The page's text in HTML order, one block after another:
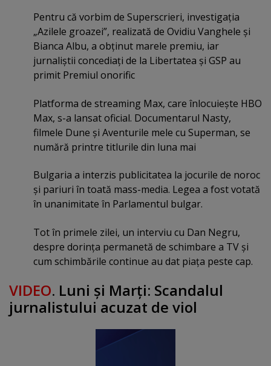
Pentru că vorbim de Superscrieri, investigaţia
„Azilele groazei”, realizată de Ovidiu Vanghele şi
Bianca Albu, a obţinut marele premiu, iar
jurnaliştii concediaţi de la Libertatea şi GSP au
primit Premiul onorific
Platforma de streaming Max, care înlocuieşte HBO
Max, s-a lansat oficial. Documentarul Nasty,
filmele Dune şi Aventurile mele cu Superman, se
numără printre titlurile din luna mai
Bulgaria a interzis publicitatea la jocurile de noroc
şi pariuri în toată mass-media. Legea a fost votată
în unanimitate în Parlamentul bulgar.
Tot în primele zilei, un interviu cu Dan Negru,
despre dorinţa permanetă de schimbare a TV şi
cum schimbările continue au dat piaţa peste cap.
VIDEO. Luni şi Marţi: Scandalul
jurnalistului acuzat de viol